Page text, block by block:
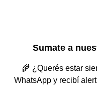
Sumate a
🌾 ¿Querés estar
WhatsApp y recibí